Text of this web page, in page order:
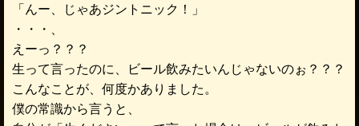
「んー、じゃあジントニック！」
・・・、
えーっ？？？
生って言ったのに、ビール飲みたいんじゃないのぉ？？？
こんなことが、何度かありました。
僕の常識から言うと、